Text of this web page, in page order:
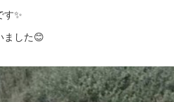
✨
ました😊